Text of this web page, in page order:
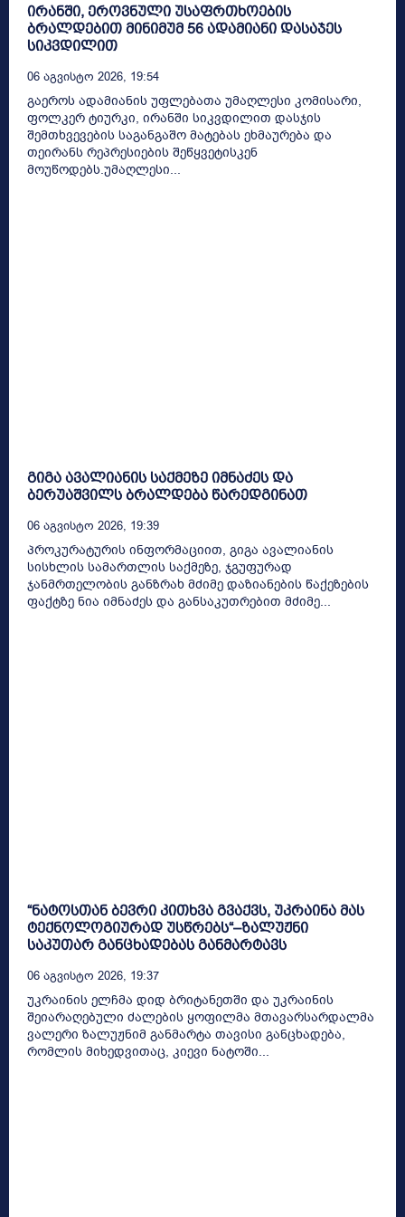
ირანში, ეროვნული უსაფრთხოების
ბრალდებით მინიმუმ 56 ადამიანი დასაჯეს
სიკვდილით
06 Აგვისტო 2026, 19:54
გაეროს ადამიანის უფლებათა უმაღლესი კომისარი,
ფოლკერ ტიურკი, ირანში სიკვდილით დასჯის
შემთხვევების საგანგაშო მატებას ეხმაურება და
თეირანს რეპრესიების შეწყვეტისკენ
მოუწოდებს.უმაღლესი...
გიგა ავალიანის საქმეზე იმნაძეს და
ბერუაშვილს ბრალდება წარედგინათ
06 Აგვისტო 2026, 19:39
პროკურატურის ინფორმაციით, გიგა ავალიანის
სისხლის სამართლის საქმეზე, ჯგუფურად
ჯანმრთელობის განზრახ მძიმე დაზიანების წაქეზების
ფაქტზე ნია იმნაძეს და განსაკუთრებით მძიმე...
“ნატოსთან ბევრი კითხვა გვაქვს, უკრაინა მას
ტექნოლოგიურად უსწრებს“–ზალუჟნი
საკუთარ განცხადებას განმარტავს
06 Აგვისტო 2026, 19:37
უკრაინის ელჩმა დიდ ბრიტანეთში და უკრაინის
შეიარაღებული ძალების ყოფილმა მთავარსარდალმა
ვალერი ზალუჟნიმ განმარტა თავისი განცხადება,
რომლის მიხედვითაც, კიევი ნატოში...